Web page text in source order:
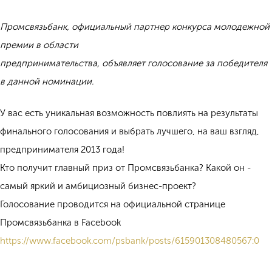
Промсвязьбанк, официальный партнер конкурса молодежной
премии в области
предпринимательства, объявляет голосование за победителя
в данной номинации.
У вас есть уникальная возможность повлиять на результаты
финального голосования и выбрать лучшего, на ваш взгляд,
предпринимателя 2013 года!
Кто получит главный приз от Промсвязьбанка? Какой он -
самый яркий и амбициозный бизнес-проект?
Голосование проводится на официальной странице
Промсвязьбанка в Facebook
https://www.facebook.com/psbank/posts/615901308480567:0